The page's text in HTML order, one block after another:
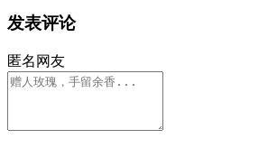
发表评论
匿名网友